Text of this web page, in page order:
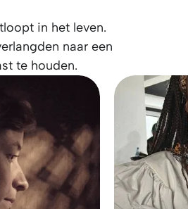
in het leven.
naar een
te houden.